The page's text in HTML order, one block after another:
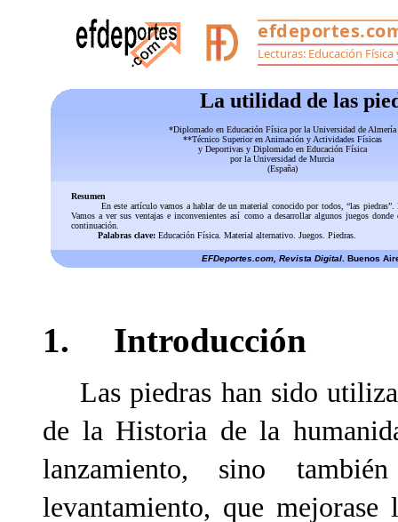
La utilidad de las
*Diplomado en Educación Física por la Universidad de Almería
**Técnico Superior en Animación y Actividades Físicas
y Deportivas y Diplomado en Educación Física
por la Universidad de Murcia
(España)
Resumen
En este artículo vamos a hablar de un material conocido por todos, “las
Vamos a ver sus ventajas e inconvenientes así como a desarrollar algunos juegos
continuación.
Palabras clave:Educación Física. Material alternativo. Juegos. Piedras.
EFDeportes.com, Revista Digital . Buenos
1. Introducción
Las piedras han sido
de la Historia de la
lanzamiento, sino
levantamiento, que